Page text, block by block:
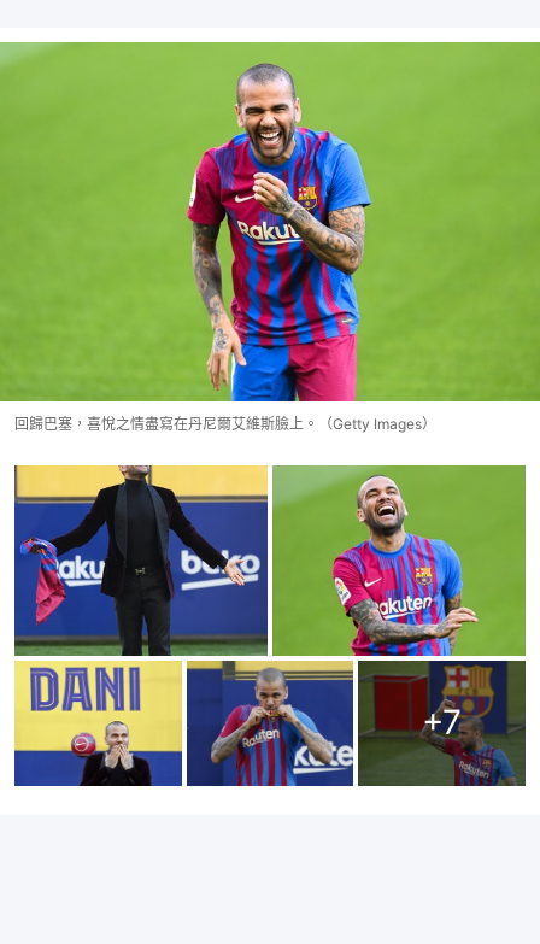
回歸巴塞，喜悅之情盡寫在丹尼爾艾維斯臉上。（Getty Images）
+7